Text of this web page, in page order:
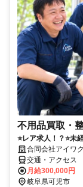
不用品買取・
⭐レア求人！？⭐未
合同会社アイワ
交通・アクセス
月給300,000円
岐阜県可児市